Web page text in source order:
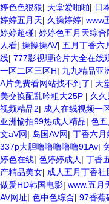
婷色色狠狠| 天堂爱啪啪| 日
婷婷五月天| 久操婷婷| www
婷婷超碰| 婷婷色五月天综合
人看| 操操操AV| 五月丁香六
线| 777影视理论片大全在线
一区二区三区H| 九九精品亚
A片免费看网站找不到了| 天
美交换配乱吟粗大25P | 久
视频精品2| 成人在线视频一
亚洲愉拍99热成人精品| 色五
文aV网| 岛国AV网| 丁香六月
337p大胆噜噜噜噜噜91Av|
婷色在线| 色婷婷成人 | 丁香
产精品美女| 成人五月丁香社
做爰HD韩国电影| www.五月
AV网址| 色中色综合| 97香蕉